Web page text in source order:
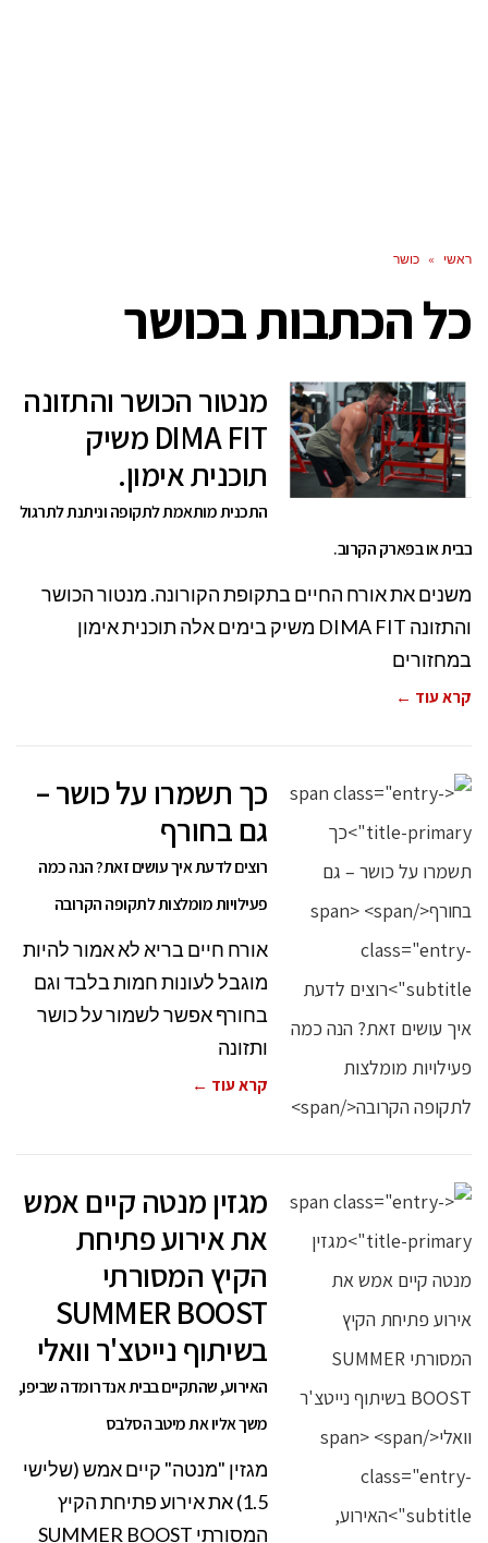
ראשי » כושר
כל הכתבות בכושר
מנטור הכושר והתזונה
DIMA FIT משיק
תוכנית אימון.
התכנית מותאמת לתקופה וניתנת לתרגול
בבית או בפארק הקרוב.
משנים את אורח החיים בתקופת הקורונה. מנטור הכושר
והתזונה DIMA FIT משיק בימים אלה תוכנית אימון
במחזורים
קרא עוד ←
כך תשמרו על כושר –
גם בחורף
רוצים לדעת איך עושים זאת? הנה כמה
פעילויות מומלצות לתקופה הקרובה
אורח חיים בריא לא אמור להיות
מוגבל לעונות חמות בלבד וגם
בחורף אפשר לשמור על כושר
ותזונה
קרא עוד ←
מגזין מנטה קיים אמש
את אירוע פתיחת
הקיץ המסורתי
SUMMER BOOST
בשיתוף נייטצ'ר וואלי
האירוע, שהתקיים בבית אנדרומדה שביפו,
משך אליו את מיטב הסלבס
מגזין "מנטה" קיים אמש (שלישי
1.5) את אירוע פתיחת הקיץ
המסורתי SUMMER BOOST